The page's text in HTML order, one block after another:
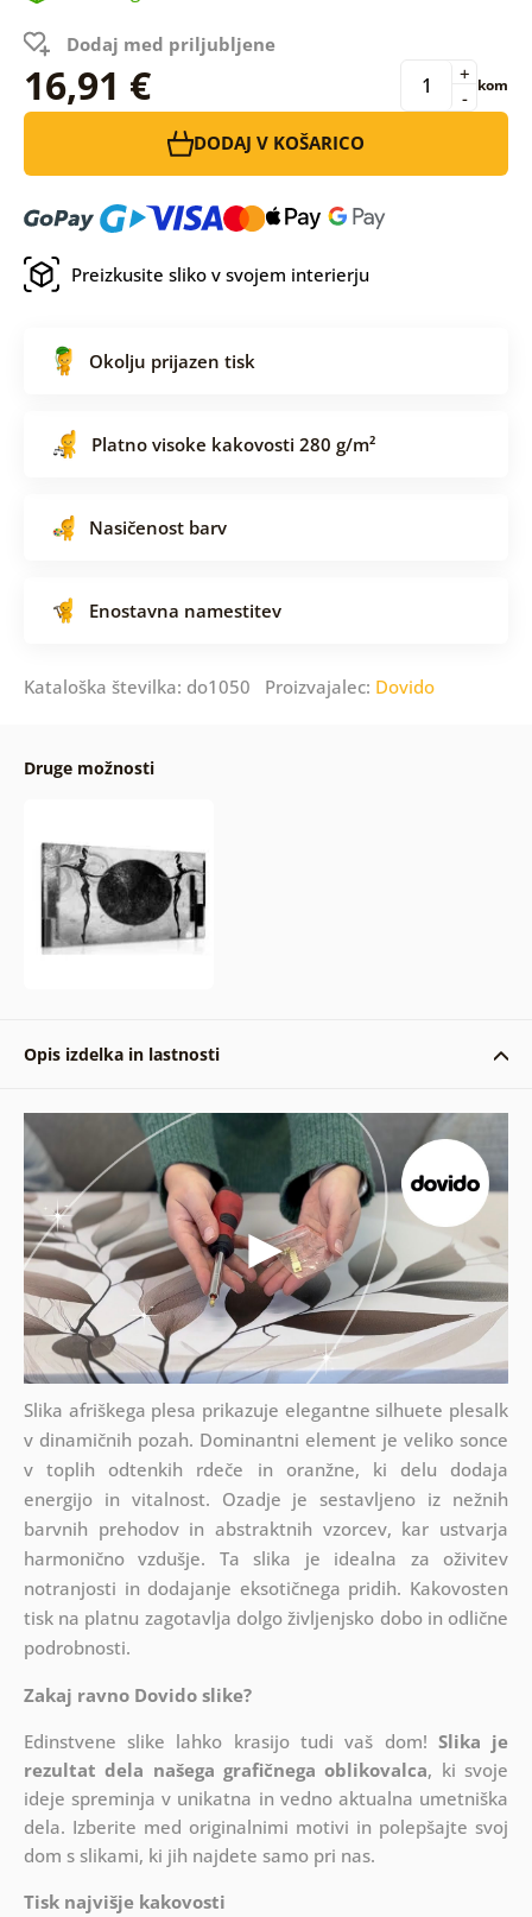
Dodaj med priljubljene
16,91 € -
+ kom
DODAJ V KOŠARICO
Preizkusite sliko v svojem interierju
Okolju prijazen tisk
Platno visoke kakovosti 280 g/m²
Nasičenost barv
Enostavna namestitev
Kataloška številka: do1050 Proizvajalec: Dovido
Druge možnosti
Opis izdelka in lastnosti
Slika afriškega plesa prikazuje elegantne silhuete plesalk
v dinamičnih pozah. Dominantni element je veliko sonce
v toplih odtenkih rdeče in oranžne, ki delu dodaja
energijo in vitalnost. Ozadje je sestavljeno iz nežnih
barvnih prehodov in abstraktnih vzorcev, kar ustvarja
harmonično vzdušje. Ta slika je idealna za oživitev
notranjosti in dodajanje eksotičnega pridih. Kakovosten
tisk na platnu zagotavlja dolgo življenjsko dobo in odlične
podrobnosti.
Zakaj ravno Dovido slike?
Edinstvene slike lahko krasijo tudi vaš dom! Slika je
rezultat dela našega grafičnega oblikovalca, ki svoje
ideje spreminja v unikatna in vedno aktualna umetniška
dela. Izberite med originalnimi motivi in polepšajte svoj
dom s slikami, ki jih najdete samo pri nas.
Tisk najvišje kakovosti